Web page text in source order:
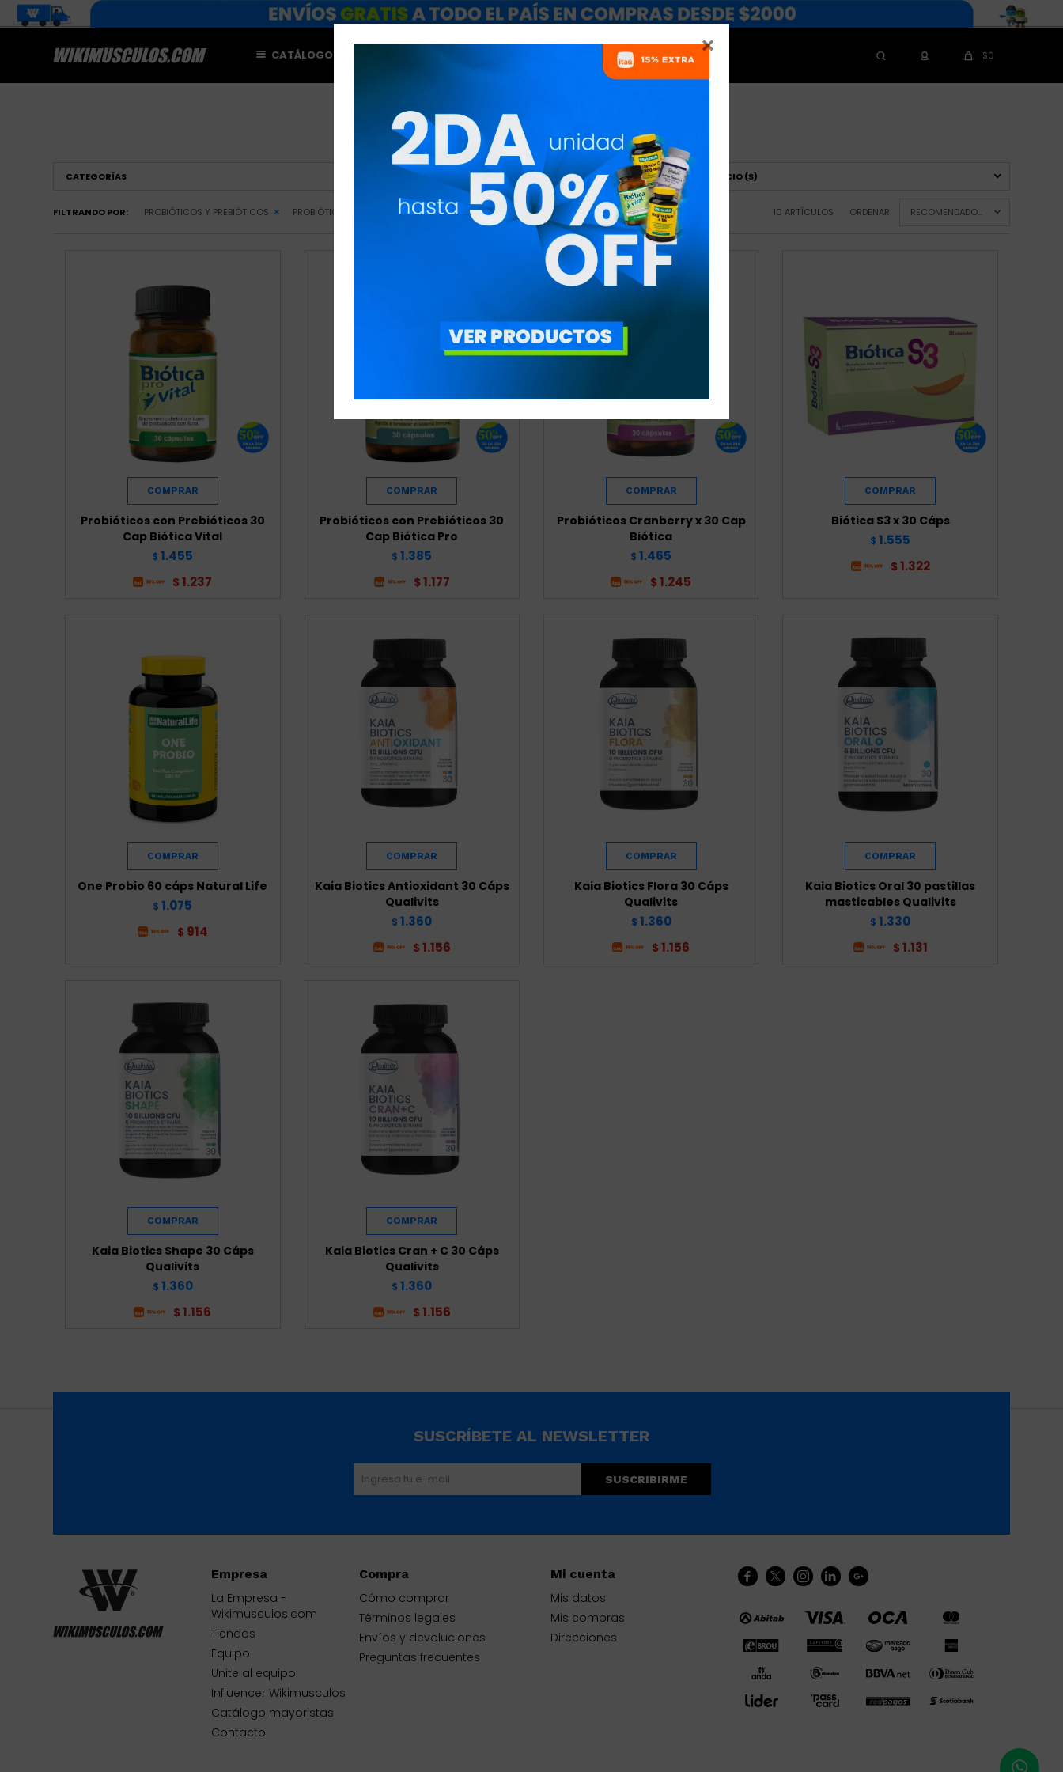

CATÁLOGO NUTRICIONISTAS $0
PROBIÓTICOS
CATEGORÍAS MARCAS PRECIO($)
FILTRANDO POR: PROBIÓTICOS Y PREBIÓTICOS PROBIÓTICOS QUITAR FILTROS 10 ARTÍCULOS ORDENAR: RECOMENDADOS
Probióticos con Prebióticos 30
Cap Biótica Vital
$ 1.455
$ 1.237
Probióticos con Prebióticos 30
Cap Biótica Pro
$ 1.385
$ 1.177
Probióticos Cranberry x 30 Cap
Biótica
$ 1.465
$ 1.245
Biótica S3 x 30 Cáps
$ 1.555
$ 1.322
One Probio 60 cáps Natural Life
$ 1.075
$ 914
Kaia Biotics Antioxidant 30 Cáps
Qualivits
$ 1.360
$ 1.156
Kaia Biotics Flora 30 Cáps
Qualivits
$ 1.360
$ 1.156
Kaia Biotics Oral 30 pastillas
masticables Qualivits
$ 1.330
$ 1.131
Kaia Biotics Shape 30 Cáps
Qualivits
$ 1.360
$ 1.156
Kaia Biotics Cran + C 30 Cáps
Qualivits
$ 1.360
$ 1.156
    
Empresa
La Empresa -
Wikimusculos.com
Tiendas
Equipo
Unite al equipo
Influencer Wikimusculos
Catálogo mayoristas
Contacto
Compra
Cómo comprar
Términos legales
Envíos y devoluciones
Preguntas frecuentes
Mi cuenta
Mis datos
Mis compras
Direcciones
SUSCRÍBETE AL NEWSLETTER
SUSCRIBIRME